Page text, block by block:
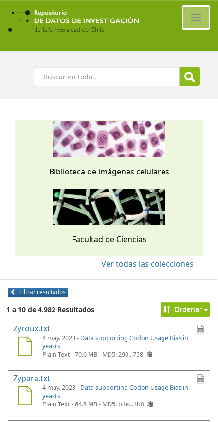
Ir
contenido
principal
Buscar
Biblioteca de imágenes celulares
Facultad de Ciencias
Ver todas las colecciones
Filtrar resultados
1 a 10 de 4.982 Resultados Ordenar
Zyroux.txt
4 may. 2023 - Data supporting Codon Usage Bias in
yeasts
Plain Text - 70.6 MB - MD5: 290...758
Zypara.txt
4 may. 2023 - Data supporting Codon Usage Bias in
yeasts
Plain Text - 64.8 MB - MD5: b1e...1b0